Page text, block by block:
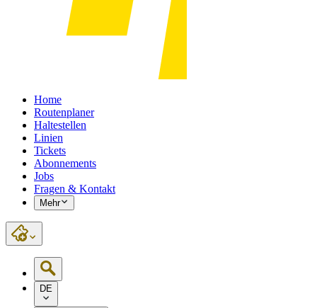
Home
Routenplaner
Haltestellen
Linien
Tickets
Abonnements
Jobs
Fragen & Kontakt
Mehr
DE